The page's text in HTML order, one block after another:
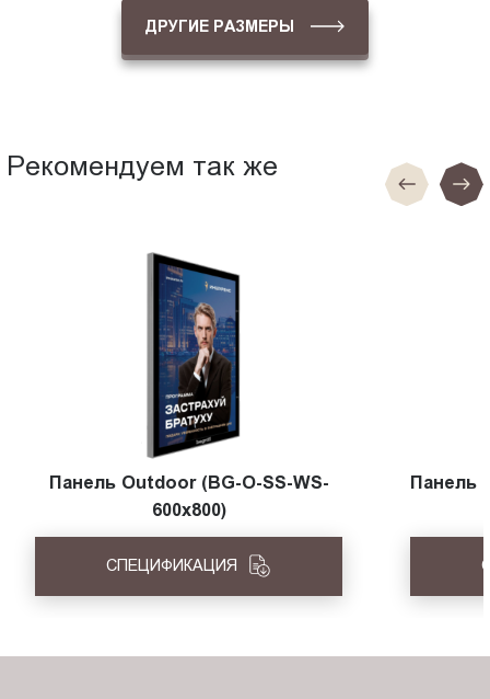
ДРУГИЕ РАЗМЕРЫ
Рекомендуем так же
Панель Outdoor (BG-O-SS-WS-
600x800)
СПЕЦИФИКАЦИЯ
Панель